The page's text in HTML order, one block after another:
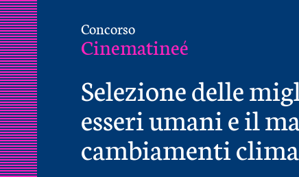
Concorso
Cinematineé
Selezione delle
esseri umani e il
cambiamenti